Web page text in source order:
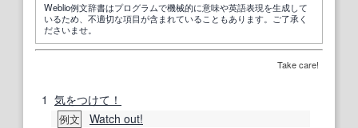
Weblio例文辞書はプログラムで機械的に意味や英語表現を生成して
いるため、不適切な項目が含まれていることもあります。ご了承く
ださいませ。
Take care!
1 気をつけて！
例文 Watch out!